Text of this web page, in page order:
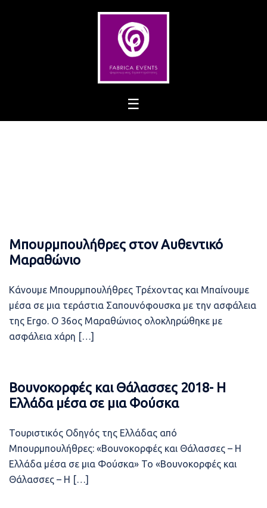
Μπουρμπουλήθρες στον Αυθεντικό
Μαραθώνιο
Κάνουμε Μπουρμπουλήθρες Τρέχοντας και Μπαίνουμε
μέσα σε μια τεράστια Σαπουνόφουσκα με την ασφάλεια
της Ergo. Ο 36ος Μαραθώνιος ολοκληρώθηκε με
ασφάλεια χάρη […]
Βουνοκορφές και Θάλασσες 2018- Η
Ελλάδα μέσα σε μια Φούσκα
Τουριστικός Οδηγός της Ελλάδας από
Μπουρμπουλήθρες: «Βουνοκορφές και Θάλασσες – Η
Ελλάδα μέσα σε μια Φούσκα» Το «Βουνοκορφές και
Θάλασσες – Η […]